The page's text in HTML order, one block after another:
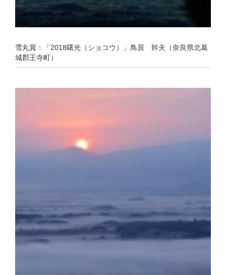
雪丸賞：「2018曙光（ショコウ）」鳥居 幹夫（奈良県北葛
城郡王寺町）